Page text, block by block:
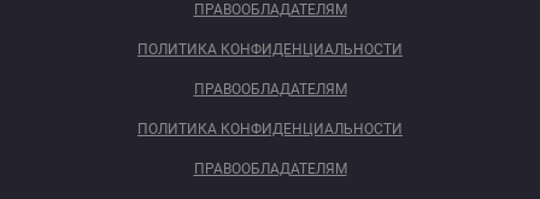
ПРАВООБЛАДАТЕЛЯМ
ПОЛИТИКА КОНФИДЕНЦИАЛЬНОСТИ
ПРАВООБЛАДАТЕЛЯМ
ПОЛИТИКА КОНФИДЕНЦИАЛЬНОСТИ
ПРАВООБЛАДАТЕЛЯМ